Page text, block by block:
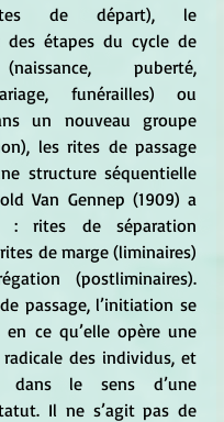
de départ), le
des étapes du cycle de
puberté,
funérailles) ou
un nouveau groupe
les rites de passage
structure séquentielle
Van Gennep (1909) a
: rites de séparation
de marge (liminaires)
(postliminaires).
passage, l’initiation se
ce qu’elle opère une
des individus, et
dans le sens d’une
Il ne s’agit pas de